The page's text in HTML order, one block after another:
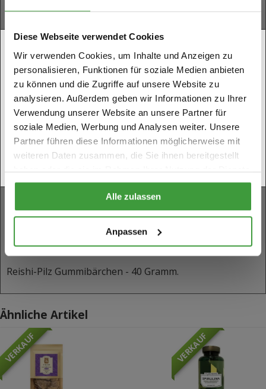
Diese Webseite verwendet Cookies
Wir verwenden Cookies, um Inhalte und Anzeigen zu
personalisieren, Funktionen für soziale Medien anbieten
zu können und die Zugriffe auf unsere Website zu
analysieren. Außerdem geben wir Informationen zu Ihrer
Verwendung unserer Website an unsere Partner für
soziale Medien, Werbung und Analysen weiter. Unsere
Partner führen diese Informationen möglicherweise mit
weiteren Daten zusammen, die Sie ihnen bereitgestellt
haben oder die sie im Rahmen Ihrer Nutzung der Dienste
gesammelt haben.
Alle zulassen
Anpassen
Bist du 18 Jahre oder älter?
Sie müssen mindestens 18 Jahre alt sein, um diese
Website zu betreten.
Bitte bestätigen Sie Ihr Alter.
JA, ich bin 18 Jahre oder älter
NEIN, ich bin noch keine
18 Jahre alt
Traubenzucker
Zucker
Natürliche Aromen (Erdbeere, Kiwi, Cola, Orange,
Heidelbeere)
Farbstoff
Gelatine (Rindfleisch)
Zitronensäure
Verwendung
Nicht mehr als 8 Pilzgummis pro Tag einnehmen.
Hinweise zur Lagerung
Bewahren Sie dieses Produkt an einem kühlen und
dunklen Ort auf, z. B. in einem Küchenschrank und
Inhalt
Reishi-Pilz Gummibärchen - 40 Gramm.
Ähnliche Artikel
VERKAUF VERKAUF